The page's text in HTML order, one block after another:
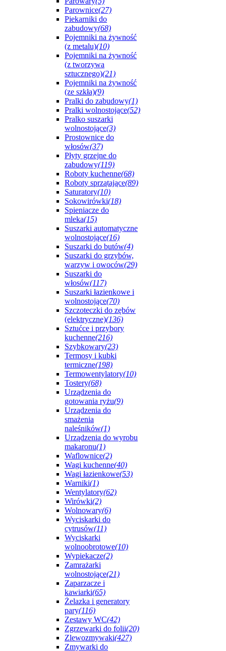
Parownice(27)
Piekarniki do
zabudowy(68)
Pojemniki na żywność
(z metalu)(10)
Pojemniki na żywność
(z tworzywa
sztucznego)(21)
Pojemniki na żywność
(ze szkła)(9)
Pralki do zabudowy(1)
Pralki wolnostojące(52)
Pralko suszarki
wolnostojące(3)
Prostownice do
włosów(37)
Płyty grzejne do
zabudowy(119)
Roboty kuchenne(68)
Roboty sprzątające(89)
Saturatory(10)
Sokowirówki(18)
Spieniacze do
mleka(15)
Suszarki automatyczne
wolnostojące(16)
Suszarki do butów(4)
Suszarki do grzybów,
warzyw i owoców(29)
Suszarki do
włosów(117)
Suszarki łazienkowe i
wolnostojące(70)
Szczoteczki do zębów
(elektryczne)(136)
Sztućce i przybory
kuchenne(216)
Szybkowary(23)
Termosy i kubki
termiczne(198)
Termowentylatory(10)
Tostery(68)
Urządzenia do
gotowania ryżu(9)
Urządzenia do
smażenia
naleśników(1)
Urządzenia do wyrobu
makaronu(1)
Waflownice(2)
Wagi kuchenne(40)
Wagi łazienkowe(53)
Warniki(1)
Wentylatory(62)
Wirówki(2)
Wolnowary(6)
Wyciskarki do
cytrusów(11)
Wyciskarki
wolnoobrotowe(10)
Wypiekacze(2)
Zamrażarki
wolnostojące(21)
Zaparzacze i
kawiarki(65)
Żelazka i generatory
pary(116)
Zestawy WC(42)
Zgrzewarki do folii(20)
Zlewozmywaki(427)
Zmywarki do